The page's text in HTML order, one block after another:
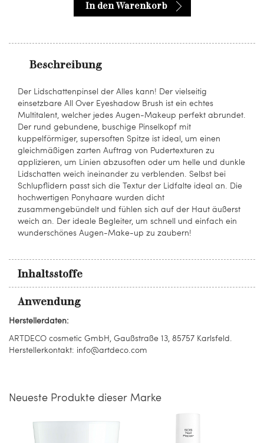
In den Warenkorb
Beschreibung
Der Lidschattenpinsel der Alles kann! Der vielseitig
einsetzbare All Over Eyeshadow Brush ist ein echtes
Multitalent, welcher jedes Augen-Makeup perfekt abrundet.
Der rund gebundene, buschige Pinselkopf mit
kuppelförmiger, supersoften Spitze ist ideal, um einen
gleichmäßigen zarten Auftrag von Pudertexturen zu
applizieren, um Linien abzusoften oder um helle und dunkle
Lidschatten weich ineinander zu verblenden. Selbst bei
Schlupflidern passt sich die Textur der Lidfalte ideal an. Die
hochwertigen Ponyhaare wurden dicht
zusammengebündelt und fühlen sich auf der Haut äußerst
weich an. Der ideale Begleiter, um schnell und einfach ein
wunderschönes Augen-Make-up zu zaubern!
Inhaltsstoffe
Anwendung
Herstellerdaten:
ARTDECO cosmetic GmbH, Gaußstraße 13, 85757 Karlsfeld.
Herstellerkontakt: info@artdeco.com
Neueste Produkte dieser Marke